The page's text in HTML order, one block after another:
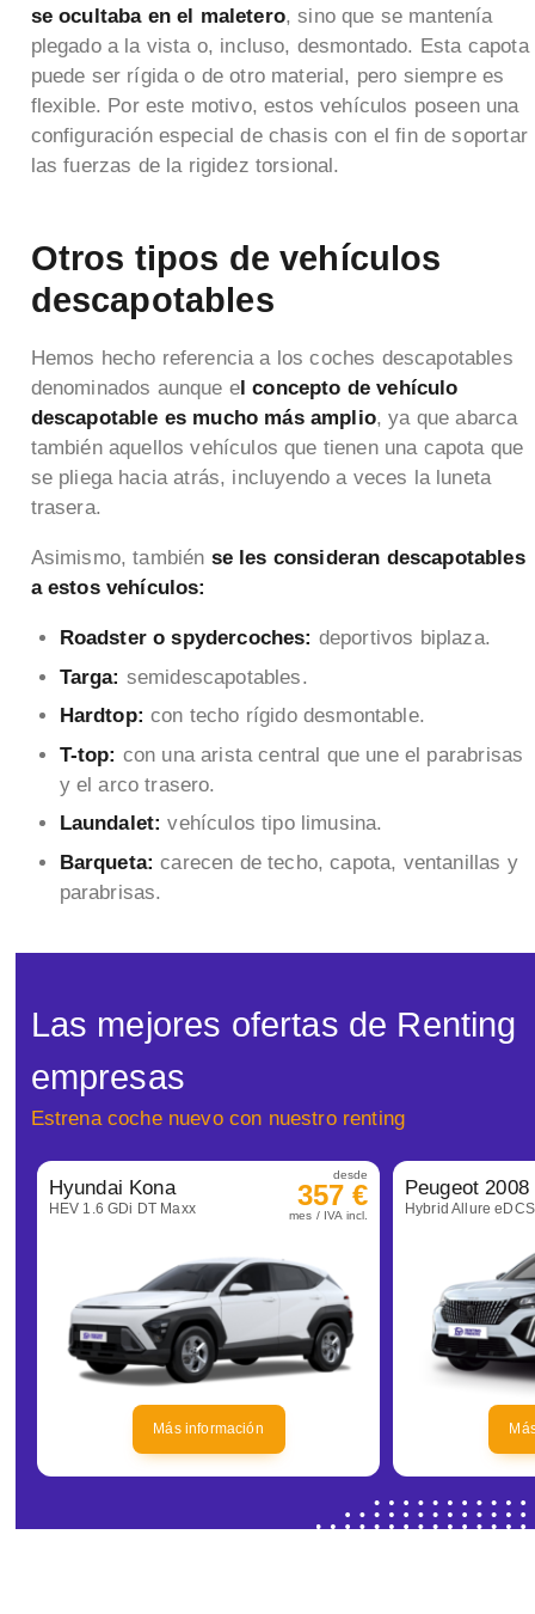
se ocultaba en el maletero, sino que se mantenía
plegado a la vista o, incluso, desmontado. Esta capota
puede ser rígida o de otro material, pero siempre es
flexible. Por este motivo, estos vehículos poseen una
configuración especial de chasis con el fin de soportar
las fuerzas de la rigidez torsional.
Otros tipos de vehículos
descapotables
Hemos hecho referencia a los coches descapotables
denominados aunque el concepto de vehículo
descapotable es mucho más amplio, ya que abarca
también aquellos vehículos que tienen una capota que
se pliega hacia atrás, incluyendo a veces la luneta
trasera.
Asimismo, también se les consideran descapotables
a estos vehículos:
Roadster o spydercoches: deportivos biplaza.
Targa: semidescapotables.
Hardtop: con techo rígido desmontable.
T-top: con una arista central que une el parabrisas
y el arco trasero.
Laundalet: vehículos tipo limusina.
Barqueta: carecen de techo, capota, ventanillas y
parabrisas.
Las mejores ofertas de Renting
empresas
Estrena coche nuevo con nuestro renting
Hyundai Kona
HEV 1.6 GDi DT Maxx
desde
357 €
mes / IVA incl.
Más información
Peugeot 2008
Hybrid Allure